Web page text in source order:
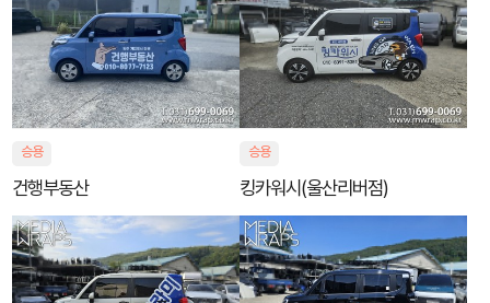
승용
건행부동산
승용
킹카워시(울산리버점)